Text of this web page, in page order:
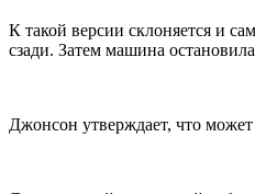
К такой версии склоняется и
сзади. Затем машина
Джонсон утверждает, что